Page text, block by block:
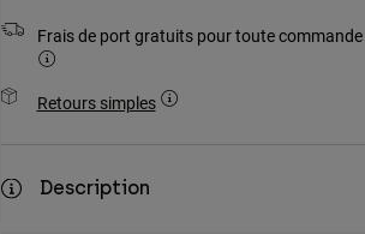
Frais de port gratuits pour toute
Retours simples
Description